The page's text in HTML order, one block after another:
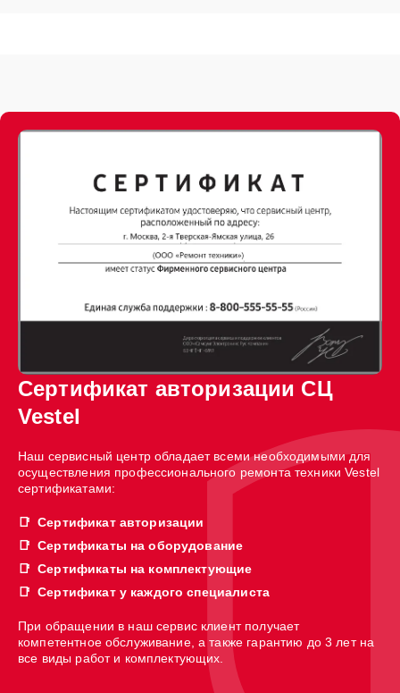
Сертификат авторизации СЦ
Vestel
Наш сервисный центр обладает всеми необходимыми для
осуществления профессионального ремонта техники Vestel
сертификатами:
Сертификат авторизации
Сертификаты на оборудование
Сертификаты на комплектующие
Сертификат у каждого специалиста
При обращении в наш сервис клиент получает
компетентное обслуживание, а также гарантию до 3 лет на
все виды работ и комплектующих.